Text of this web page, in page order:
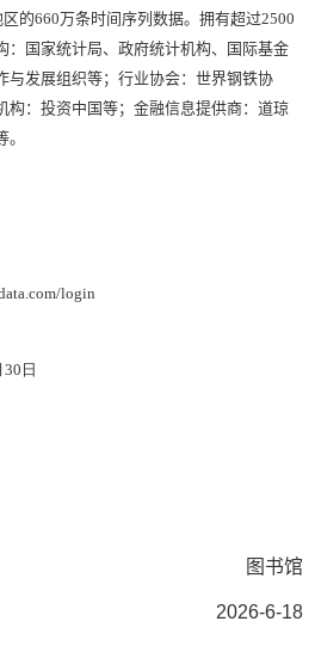
的660万条时间序列数据。拥有超过2500
：国家统计局、政府统计机构、国际基金
与发展组织等；行业协会：世界钢铁协
构：投资中国等；金融信息提供商：道琼
login
30 日
图书馆
2026-6-18